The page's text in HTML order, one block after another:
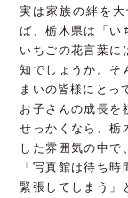
実は家族の絆を
ば、栃木県は「い
いちごの花言葉に
知でしょうか。そ
まいの皆様にとっ
お子さんの成長を
せっかくなら、栃
した雰囲気の中で
「写真館は待ち
緊張してしまう」